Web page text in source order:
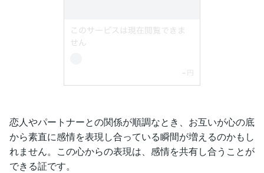
恋人やパートナーとの関係が順調なとき、お互いが心の底
から素直に感情を表現し合っている瞬間が増えるのかもし
れません。この心からの表現は、感情を共有し合うことが
できる証です。